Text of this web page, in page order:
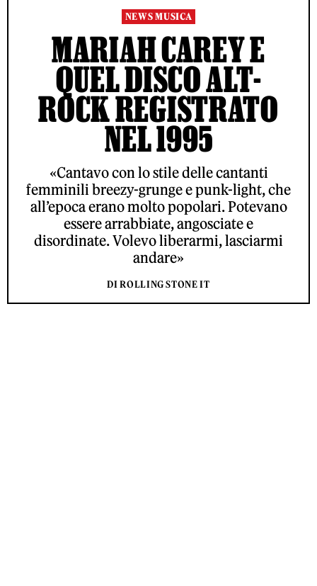
NEWS MUSICA
MARIAH CAREY E
QUEL DISCO ALT-
ROCK REGISTRATO
NEL 1995
«Cantavo con lo stile delle cantanti
femminili breezy-grunge e punk-light, che
all’epoca erano molto popolari. Potevano
essere arrabbiate, angosciate e
disordinate. Volevo liberarmi, lasciarmi
andare»
DI ROLLING STONE IT